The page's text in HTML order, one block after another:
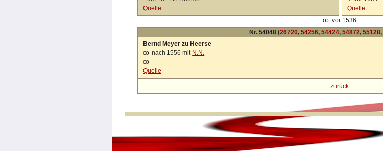
Quelle
Quelle
oo
vor 1536
Nr. 54048 (26720, 54256, 54424, 54872, 55128,
Bernd Meyer zu Heerse
oo nach 1556 mit N.N.
oo
Quelle
zurück